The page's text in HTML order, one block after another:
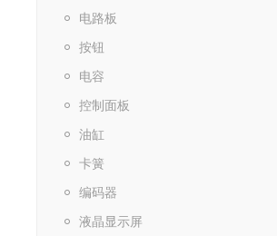
电路板
按钮
电容
控制面板
油缸
卡簧
编码器
液晶显示屏